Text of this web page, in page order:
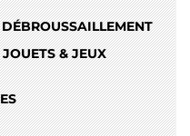
& JEUX